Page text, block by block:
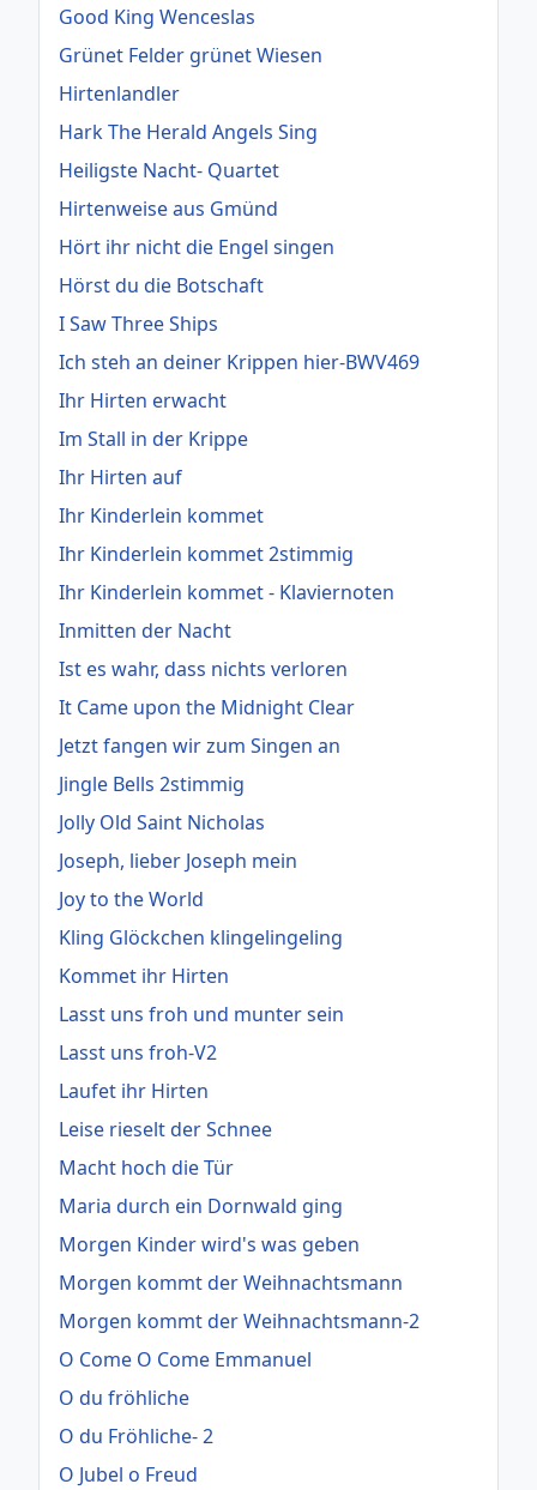
Good King Wenceslas
Grünet Felder grünet Wiesen
Hirtenlandler
Hark The Herald Angels Sing
Heiligste Nacht- Quartet
Hirtenweise aus Gmünd
Hört ihr nicht die Engel singen
Hörst du die Botschaft
I Saw Three Ships
Ich steh an deiner Krippen hier-BWV469
Ihr Hirten erwacht
Im Stall in der Krippe
Ihr Hirten auf
Ihr Kinderlein kommet
Ihr Kinderlein kommet 2stimmig
Ihr Kinderlein kommet - Klaviernoten
Inmitten der Nacht
Ist es wahr, dass nichts verloren
It Came upon the Midnight Clear
Jetzt fangen wir zum Singen an
Jingle Bells 2stimmig
Jolly Old Saint Nicholas
Joseph, lieber Joseph mein
Joy to the World
Kling Glöckchen klingelingeling
Kommet ihr Hirten
Lasst uns froh und munter sein
Lasst uns froh-V2
Laufet ihr Hirten
Leise rieselt der Schnee
Macht hoch die Tür
Maria durch ein Dornwald ging
Morgen Kinder wird's was geben
Morgen kommt der Weihnachtsmann
Morgen kommt der Weihnachtsmann-2
O Come O Come Emmanuel
O du fröhliche
O du Fröhliche- 2
O Jubel o Freud